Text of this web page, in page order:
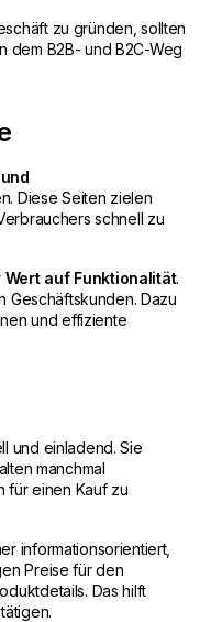
zu gründen, sollten
dem B2B- und B2C-Weg
Diese Seiten zielen
schnell zu
Wert auf Funktionalität.
Geschäftskunden. Dazu
und effiziente
und einladend. Sie
manchmal
für einen Kauf zu
informationsorientiert,
Preise für den
Das hilft